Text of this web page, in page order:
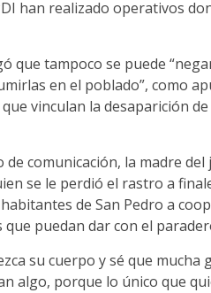
han realizado operativos
que tampoco se puede
en el poblado”, como
vinculan la desaparición
de comunicación, la madre
se le perdió el rastro a
de San Pedro a
puedan dar con el
su cuerpo y sé que
algo, porque lo único que